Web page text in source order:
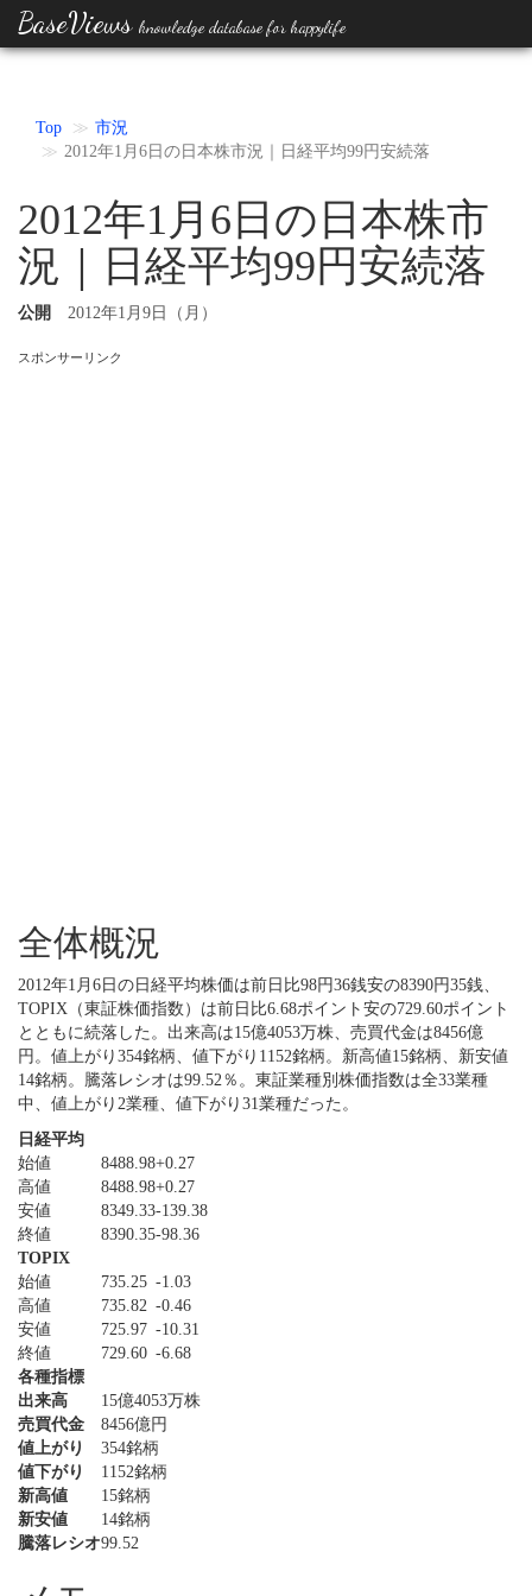
BaseViews knowledge database for happylife
Top
市況
2012年1月6日の日本株市況｜日経平均99円安続落
2012年1月6日の日本株市
況｜日経平均99円安続落
公開 2012年1月9日（月）
スポンサーリンク
全体概況
2012年1月6日の日経平均株価は前日比98円36銭安の8390円35銭、
TOPIX（東証株価指数）は前日比6.68ポイント安の729.60ポイント
とともに続落した。出来高は15億4053万株、売買代金は8456億
円。値上がり354銘柄、値下がり1152銘柄。新高値15銘柄、新安値
14銘柄。騰落レシオは99.52％。東証業種別株価指数は全33業種
中、値上がり2業種、値下がり31業種だった。
日経平均
始値
8488.98+0.27
高値
8488.98+0.27
安値
8349.33-139.38
終値
8390.35-98.36
TOPIX
始値
735.25 -1.03
高値
735.82 -0.46
安値
725.97 -10.31
終値
729.60 -6.68
各種指標
出来高
15億4053万株
売買代金
8456億円
値上がり
354銘柄
値下がり
1152銘柄
新高値
15銘柄
新安値
14銘柄
騰落レシオ99.52